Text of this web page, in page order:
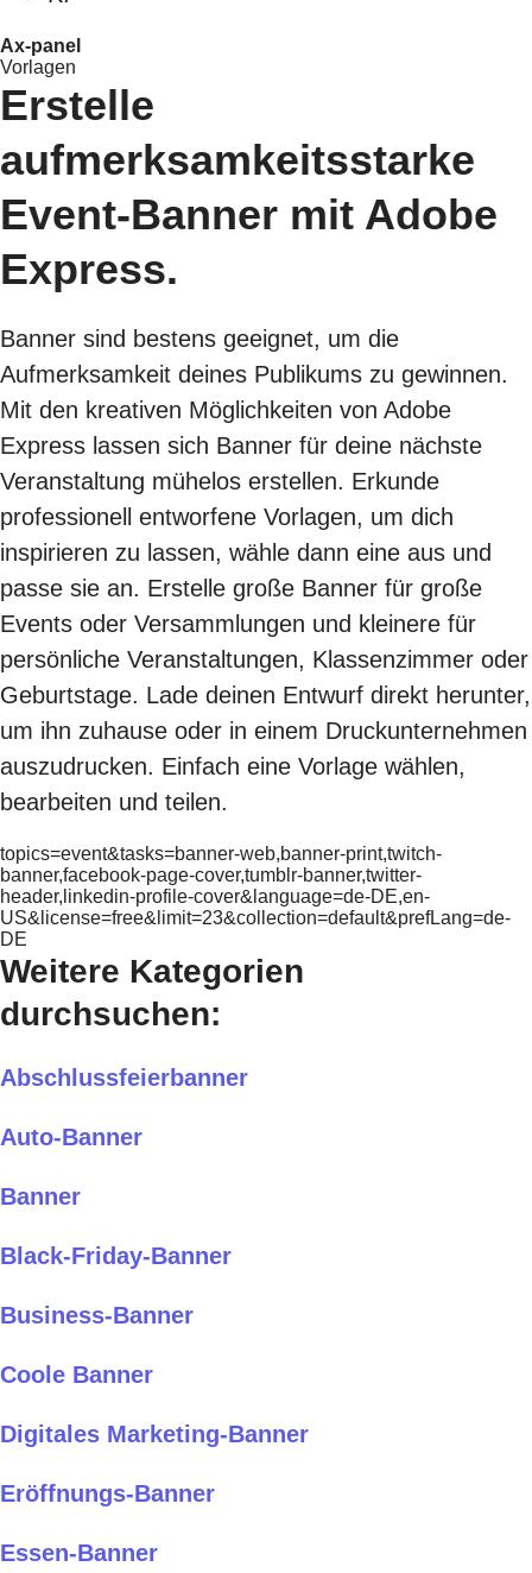
Ax-panel
Vorlagen
Erstelle
aufmerksamkeitsstarke
Event-Banner mit Adobe
Express.
Banner sind bestens geeignet, um die
Aufmerksamkeit deines Publikums zu gewinnen.
Mit den kreativen Möglichkeiten von Adobe
Express lassen sich Banner für deine nächste
Veranstaltung mühelos erstellen. Erkunde
professionell entworfene Vorlagen, um dich
inspirieren zu lassen, wähle dann eine aus und
passe sie an. Erstelle große Banner für große
Events oder Versammlungen und kleinere für
persönliche Veranstaltungen, Klassenzimmer oder
Geburtstage. Lade deinen Entwurf direkt herunter,
um ihn zuhause oder in einem Druckunternehmen
auszudrucken. Einfach eine Vorlage wählen,
bearbeiten und teilen.
topics=event&tasks=banner-web,banner-print,twitch-
banner,facebook-page-cover,tumblr-banner,twitter-
header,linkedin-profile-cover&language=de-DE,en-
US&license=free&limit=23&collection=default&prefLang=de-
DE
Weitere Kategorien
durchsuchen:
Abschlussfeierbanner
Auto-Banner
Banner
Black-Friday-Banner
Business-Banner
Coole Banner
Digitales Marketing-Banner
Eröffnungs-Banner
Essen-Banner